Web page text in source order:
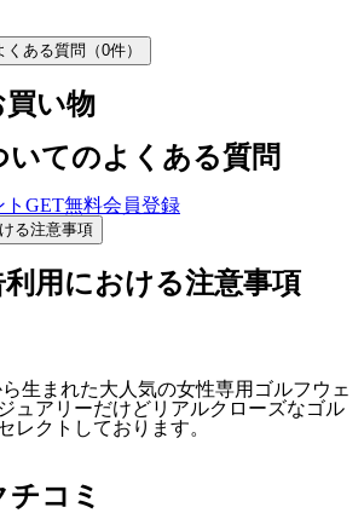
くある質問（0件）
買い物
いてのよくある質問
トGET無料会員登録
る注意事項
利用における注意事項
生まれた大人気の女性専用ゴルフウェ
ュアリーだけどリアルクローズなゴル
レクトしております。
コミ